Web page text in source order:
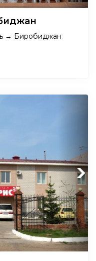
→ Биробиджан
Next